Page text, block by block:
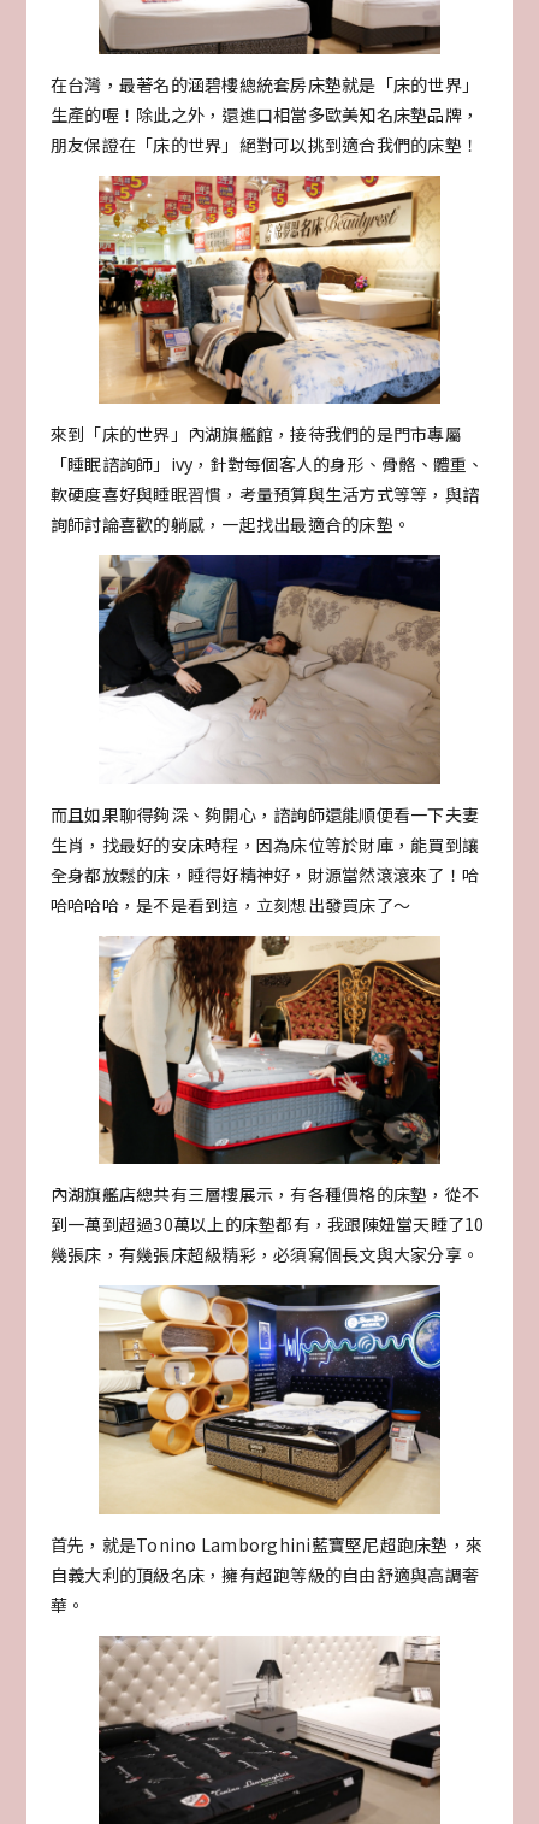
在台灣，最著名的涵碧樓總統套房床墊就是「床的世界」
生產的喔！除此之外，還進口相當多歐美知名床墊品牌，
朋友保證在「床的世界」絕對可以挑到適合我們的床墊！
來到「床的世界」內湖旗艦館，接待我們的是門市專屬
「睡眠諮詢師」ivy，針對每個客人的身形、骨骼、體重、
軟硬度喜好與睡眠習慣，考量預算與生活方式等等，與諮
詢師討論喜歡的躺感，一起找出最適合的床墊。
而且如果聊得夠深、夠開心，諮詢師還能順便看一下夫妻
生肖，找最好的安床時程，因為床位等於財庫，能買到讓
全身都放鬆的床，睡得好精神好，財源當然滾滾來了！哈
哈哈哈哈，是不是看到這，立刻想出發買床了～
內湖旗艦店總共有三層樓展示，有各種價格的床墊，從不
到一萬到超過30萬以上的床墊都有，我跟陳妞當天睡了10
幾張床，有幾張床超級精彩，必須寫個長文與大家分享。
首先，就是Tonino Lamborghini藍寶堅尼超跑床墊，來
自義大利的頂級名床，擁有超跑等級的自由舒適與高調奢
華。